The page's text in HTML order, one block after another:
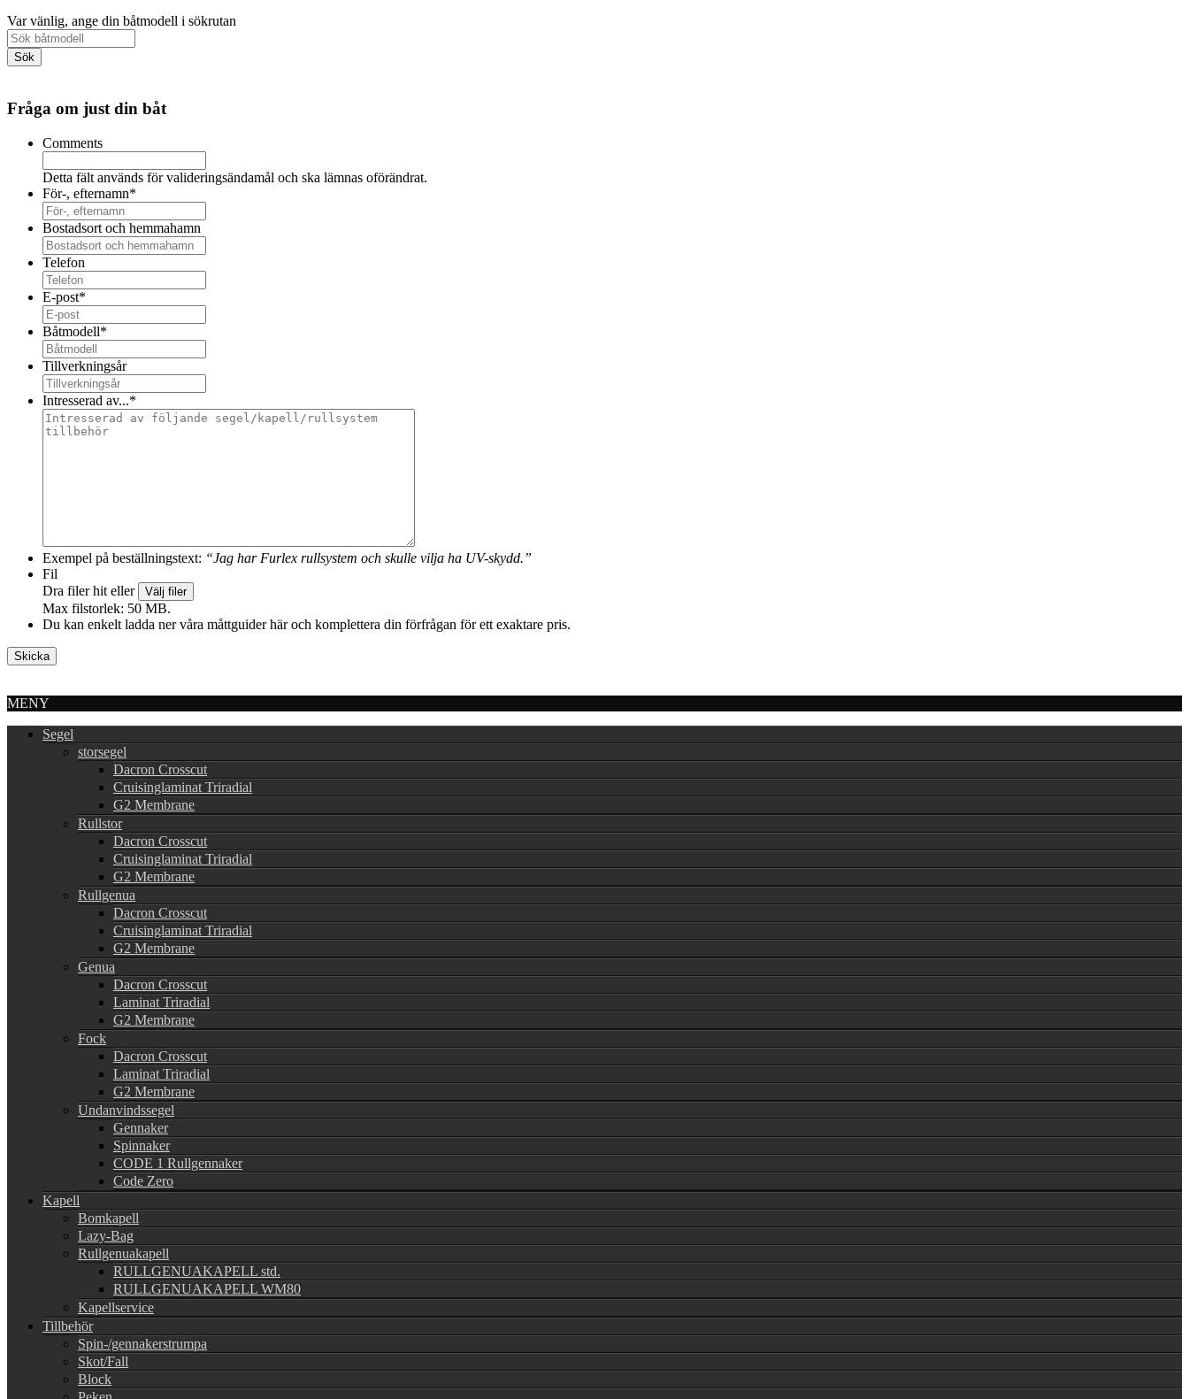
Var vänlig, ange din båtmodell i sökrutan
Fråga om just din båt
Comments
Detta fält används för valideringsändamål och ska lämnas oförändrat.
För-, efternamn*
Bostadsort och hemmahamn
Telefon
E-post*
Båtmodell*
Tillverkningsår
Intresserad av...*
Exempel på beställningstext: “Jag har Furlex rullsystem och skulle vilja ha UV-skydd.”
Fil
Dra filer hit eller
Välj filer
Max filstorlek: 50 MB.
Du kan enkelt ladda ner våra måttguider här och komplettera din förfrågan för ett exaktare pris.
MENY
Segel
storsegel
Dacron Crosscut
Cruisinglaminat Triradial
G2 Membrane
Rullstor
Dacron Crosscut
Cruisinglaminat Triradial
G2 Membrane
Rullgenua
Dacron Crosscut
Cruisinglaminat Triradial
G2 Membrane
Genua
Dacron Crosscut
Laminat Triradial
G2 Membrane
Fock
Dacron Crosscut
Laminat Triradial
G2 Membrane
Undanvindssegel
Gennaker
Spinnaker
CODE 1 Rullgennaker
Code Zero
Kapell
Bomkapell
Lazy-Bag
Rullgenuakapell
RULLGENUAKAPELL std.
RULLGENUAKAPELL WM80
Kapellservice
Tillbehör
Spin-/gennakerstrumpa
Skot/Fall
Block